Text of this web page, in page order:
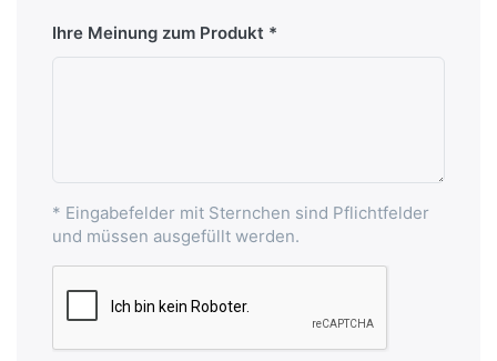
Ihre Meinung zum Produkt
* Eingabefelder mit Sternchen sind Pflichtfelder
und müssen ausgefüllt werden.